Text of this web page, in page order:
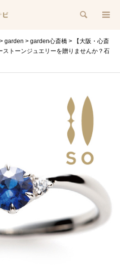
検索
> garden > garden心斎橋 >
【大阪・心斎
トーンジュエリーを贈りませんか？石